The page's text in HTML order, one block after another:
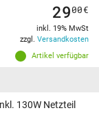
Artikel verfügbar
2900€
inkl. 19% MwSt
zzgl. Versandkosten
130W Netzteil